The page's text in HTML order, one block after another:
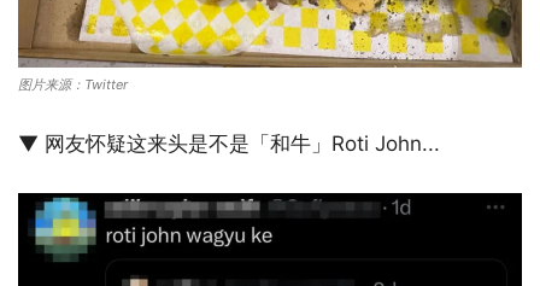
图片来源：Twitter
▼ 网友怀疑这来头是不是「和牛」Roti John...